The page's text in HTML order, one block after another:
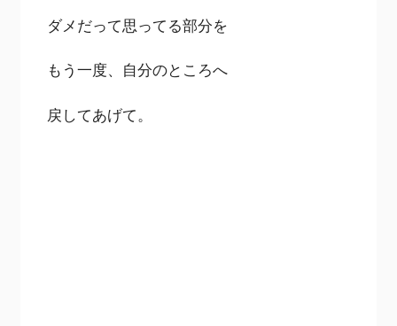
ダメだって思ってる部分を
もう一度、自分のところへ
戻してあげて。